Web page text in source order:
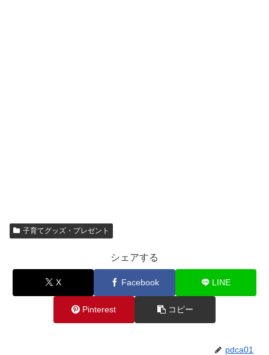
子育てグッズ・プレゼント
シェアする
X Facebook LINE
Pinterest コピー
pdca01